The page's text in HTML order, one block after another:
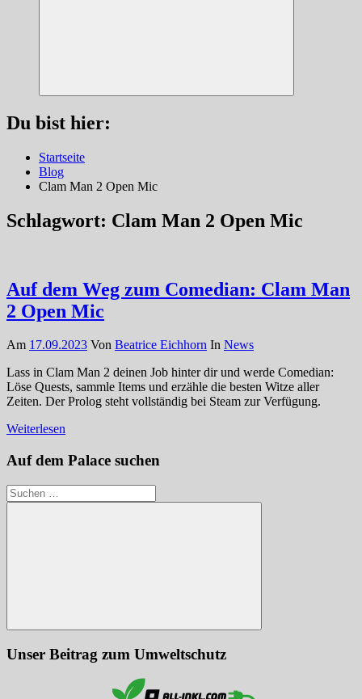
Suchen
Du bist hier:
Startseite
Blog
Clam Man 2 Open Mic
Schlagwort: Clam Man 2 Open Mic
Auf dem Weg zum Comedian: Clam Man
2 Open Mic
Am 17.09.2023 Von Beatrice Eichhorn In News
Lass in Clam Man 2 deinen Job hinter dir und werde Comedian:
Löse Quests, sammle Items und erzähle die besten Witze aller
Zeiten. Der Prolog steht vollständig bei Steam zur Verfügung.
Weiterlesen
Auf dem Palace suchen
Suchen
nach:
Suchen
Unser Beitrag zum Umweltschutz